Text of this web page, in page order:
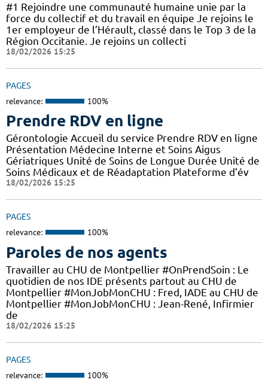
#1 Rejoindre une communauté humaine unie par la
force du collectif et du travail en équipe Je rejoins le
1er employeur de l’Hérault, classé dans le Top 3 de la
Région Occitanie. Je rejoins un collecti
18/02/2026 15:25
PAGES
relevance: 100%
Prendre RDV en ligne
Gérontologie Accueil du service Prendre RDV en ligne
Présentation Médecine Interne et Soins Aigus
Gériatriques Unité de Soins de Longue Durée Unité de
Soins Médicaux et de Réadaptation Plateforme d’év
18/02/2026 15:25
PAGES
relevance: 100%
Paroles de nos agents
Travailler au CHU de Montpellier #OnPrendSoin : Le
quotidien de nos IDE présents partout au CHU de
Montpellier #MonJobMonCHU : Fred, IADE au CHU de
Montpellier #MonJobMonCHU : Jean-René, Infirmier
de
18/02/2026 15:25
PAGES
relevance: 100%